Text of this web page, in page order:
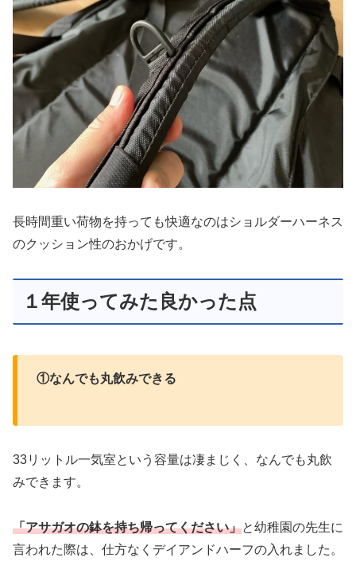
長時間重い荷物を持っても快適なのはショルダーハーネス
のクッション性のおかげです。
１年使ってみた良かった点
①なんでも丸飲みできる
33リットル一気室という容量は凄まじく、なんでも丸飲
みできます。
「アサガオの鉢を持ち帰ってください」と幼稚園の先生に
言われた際は、仕方なくデイアンドハーフの入れました。